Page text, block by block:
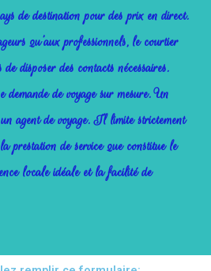
de destination pour des prix en direct.
qu’aux professionnels, le courtier
disposer des contacts nécessaires.
de voyage sur mesure. Un
agent de voyage. Il limite strictement
prestation de service que constitue le
locale idéale et la facilité de